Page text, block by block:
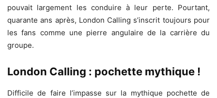
pouvait largement les conduire à leur perte. Pourtant,
quarante ans après, London Calling s’inscrit toujours pour
les fans comme une pierre angulaire de la carrière du
groupe.
London Calling : pochette mythique !
Difficile de faire l’impasse sur la mythique pochette de